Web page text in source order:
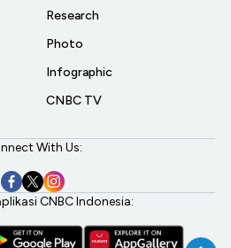
Research
Photo
Infographic
CNBC TV
With Us:
CNBC Indonesia: